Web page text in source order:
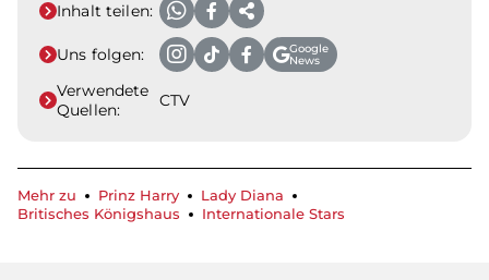
Inhalt teilen:
Uns folgen:
Google
News
Verwendete
Quellen:
CTV
Mehr zu Prinz Harry
Lady Diana
Britisches Königshaus
Internationale Stars